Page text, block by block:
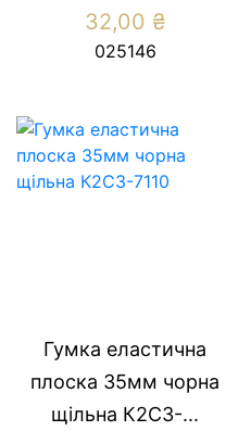
32,00 ₴
025146
Гумка еластична
плоска 35мм чорна
щільна К2С3-...